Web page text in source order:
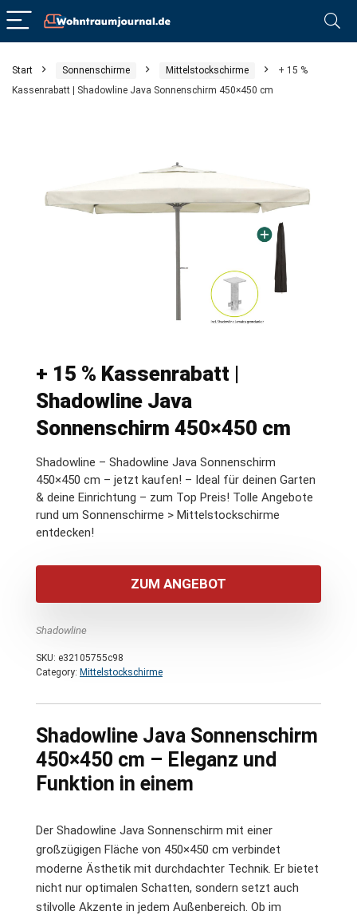
Start Sonnenschirme Mittelstockschirme
+ 15 %
Kassenrabatt | Shadowline Java Sonnenschirm 450×450 cm
+ 15 % Kassenrabatt |
Shadowline Java
Sonnenschirm 450×450 cm
Shadowline – Shadowline Java Sonnenschirm
450×450 cm – jetzt kaufen! – Ideal für deinen Garten
& deine Einrichtung – zum Top Preis! Tolle Angebote
rund um Sonnenschirme > Mittelstockschirme
entdecken!
ZUM ANGEBOT
Shadowline
SKU: e32105755c98
Category: Mittelstockschirme
Shadowline Java Sonnenschirm
450×450 cm – Eleganz und
Funktion in einem
Der Shadowline Java Sonnenschirm mit einer
großzügigen Fläche von 450×450 cm verbindet
moderne Ästhetik mit durchdachter Technik. Er bietet
nicht nur optimalen Schatten, sondern setzt auch
stilvolle Akzente in jedem Außenbereich. Ob im